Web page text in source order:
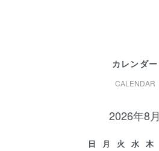
カレンダー
CALENDAR
2026年8月
日 月 火 水 木